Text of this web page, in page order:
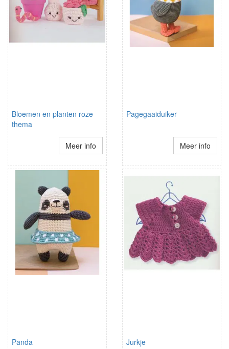
Bloemen en planten roze
thema
Meer info
Pagegaaiduiker
Meer info
Panda Jurkje